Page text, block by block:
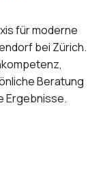
für moderne
bei Zürich.
Beratung
Ergebnisse.